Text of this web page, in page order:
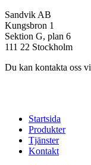
Sandvik AB
Kungsbron 1
Sektion G, plan 6
111 22 Stockholm
Du kan kontakta oss
Startsida
Produkter
Tjänster
Kontakt